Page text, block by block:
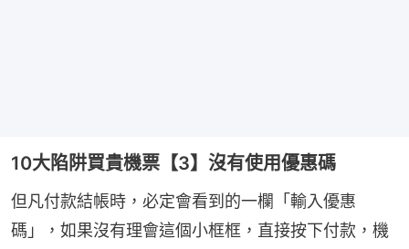
10大陷阱買貴機票【3】沒有使用優惠碼
但凡付款結帳時，必定會看到的一欄「輸入優惠
碼」，如果沒有理會這個小框框，直接按下付款，機